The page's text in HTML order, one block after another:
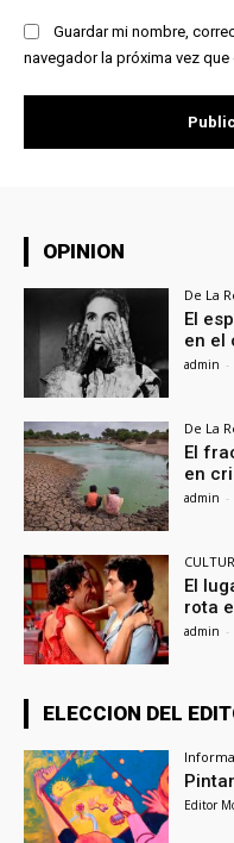
Guardar mi nombre,
navegador la próxima vez que
OPINION
De La
El
en el
admin -
De La
El
en
admin -
El
rota
admin -
ELECCION DEL
Editor